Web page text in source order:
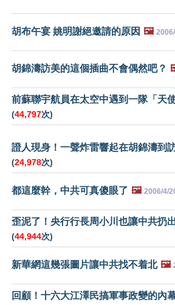
胡布午宴 姚明謝絕邀請的原因 🖼️
胡錦濤訪美的這個插曲不會偶然吧？
前蘇聯宇航員在太空中遇到一隊「天使
(44,797次)
證人現身！一聲炸雷響起在胡錦濤到
(24,978次)
都這麼幹，中共可真傻眼了 🖼️ 2006/4/
歪泥了！央行行長周小川也讓中共扔
(44,944次)
新華網這幾張圖片讓中共找不着北 🖼️
回顧！十六大江澤民搞軍事政變的內